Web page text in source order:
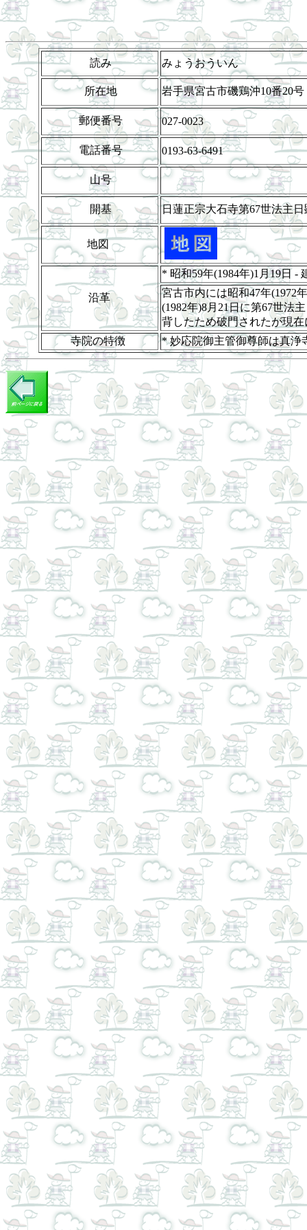
読み みょうおういん
所在地 岩手県宮古市磯鶏沖10番20号
郵便番号 027-0023
電話番号 0193-63-6491
山号
開基 日蓮正宗大石寺第67世法主
地図
沿革
* 昭和59年(1984年)1月19日 -
宮古市内には昭和47年(1972
(1982年)8月21日に第67世法
背したため破門されたが現
寺院の特徴
* 妙応院御主管御尊師は真